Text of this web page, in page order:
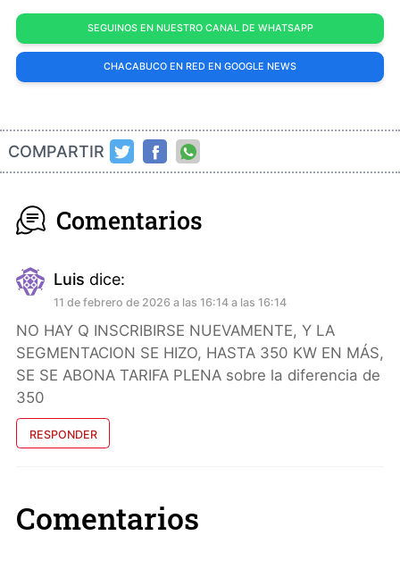
SEGUINOS EN NUESTRO CANAL DE WHATSAPP
CHACABUCO EN RED EN GOOGLE NEWS
COMPARTIR
Comentarios
Luis dice:
11 de febrero de 2026 a las 16:14 a las 16:14
NO HAY Q INSCRIBIRSE NUEVAMENTE, Y LA
SEGMENTACION SE HIZO, HASTA 350 KW EN MÁS,
SE SE ABONA TARIFA PLENA sobre la diferencia de
350
RESPONDER
Comentarios